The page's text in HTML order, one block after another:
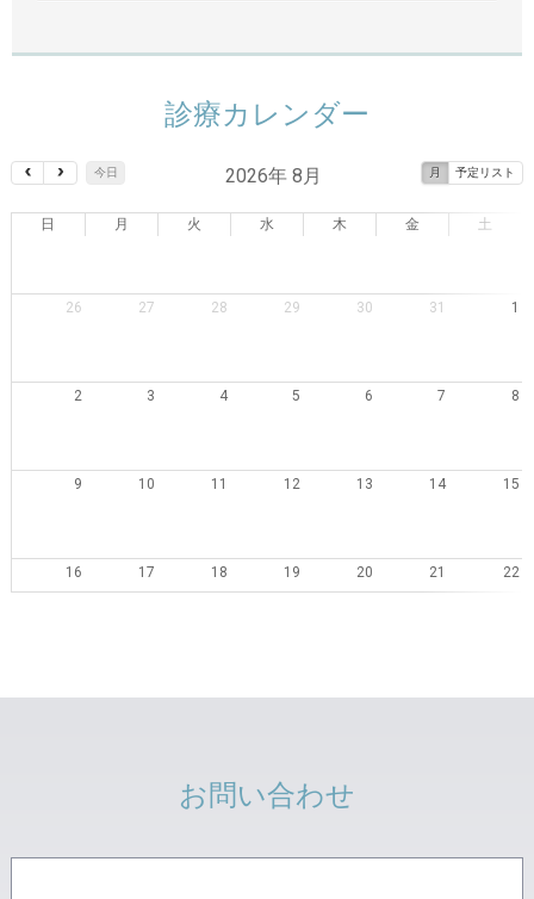
診療カレンダー
今日 月 予定リスト
2026年 8月
日 月 火 水 木 金 土
26 27 28 29 30 31 1
2 3 4 5 6 7 8
9 10 11 12 13 14 15
16 17 18 19 20 21 22
お問い合わせ